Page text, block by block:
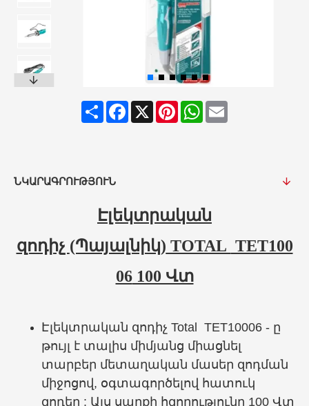
ShareFacebook
X PinterestWhatsApp
Email
ՆԿԱՐԱԳՐՈՒԹՅՈՒՆ
Էլեկտրական
զոդիչ (Պայալնիկ) TOTAL TET100
06100 Վտ
Էլեկտրական զոդիչ Total TET10006 - ը
թույլ է տալիս միմյանց միացնել
տարբեր մետաղական մասեր զոդման
միջոցով, օգտագործելով հատուկ
զոդեր : Այս սարքի հզորությունը 100 Վտ